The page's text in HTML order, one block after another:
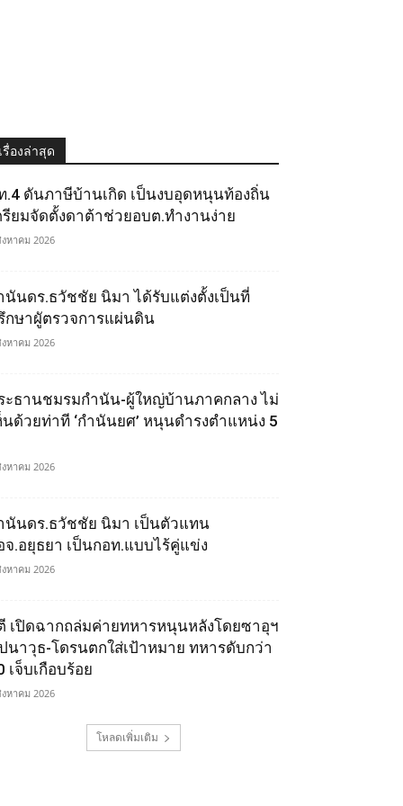
เรื่องล่าสุด
.4 ดันภาษีบ้านเกิด เป็นงบอุดหนุนท้องถิ่น
รียมจัดตั้งดาต้าช่วยอบต.ทำงานง่าย
หาคม 2026
นันดร.ธวัชชัย นิมา ได้รับแต่งตั้งเป็นที่
กษาผูัตรวจการแผ่นดิน
หาคม 2026
ะธานชมรมกำนัน-ผู้ใหญ่บ้านภาคกลาง ไม่
นด้วยท่าที ‘กำนันยศ’ หนุนดำรงตำแหน่ง 5
หาคม 2026
นันดร.ธวัชชัย นิมา เป็นตัวแทน
จ.อยุธยา เป็นกอท.แบบไร้คู่แข่ง
หาคม 2026
เปิดฉากถล่มค่ายทหารหนุนหลังโดยซาอุฯ
นาวุธ-โดรนตกใส่เป้าหมาย ทหารดับกว่า
เจ็บเกือบร้อย
หาคม 2026
โหลดเพิ่มเติม